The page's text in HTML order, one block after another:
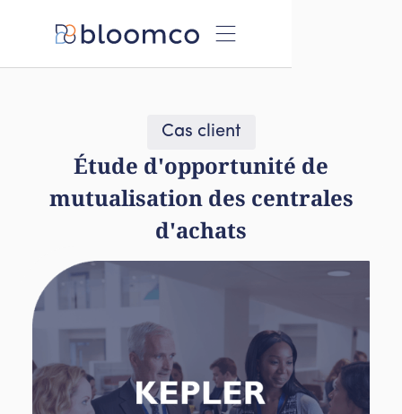
Cas client
Étude d'opportunité de
mutualisation des centrales
d'achats